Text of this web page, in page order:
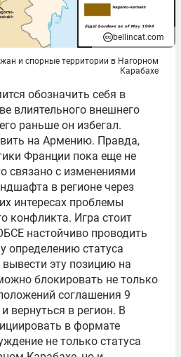
bellincat.com
и спорные территории в Нагорном
Карабахе
обозначить себя в
влиятельного внешнего
раньше он избегал.
на Армению. Правда,
Франции пока еще не
связано с изменениями
в регионе через
интересах проблемы
конфликта. Игра стоит
настойчиво проводить
определению статуса
эту позицию на
блокировать не только
соглашения 9
вернуться в регион. В
в формате
не только статуса